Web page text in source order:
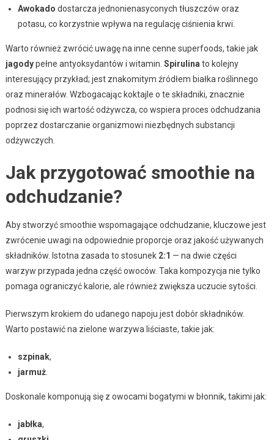
Awokado dostarcza jednonienasyconych tłuszczów oraz
potasu, co korzystnie wpływa na regulację ciśnienia krwi.
Warto również zwrócić uwagę na inne cenne superfoods, takie jak
jagodypełne antyoksydantów i witamin. Spirulina to kolejny
interesujący przykład; jest znakomitym źródłem białka roślinnego
oraz minerałów. Wzbogacając koktajle o te składniki, znacznie
podnosi się ich wartość odżywcza, co wspiera proces odchudzania
poprzez dostarczanie organizmowi niezbędnych substancji
odżywczych.
Jak przygotować smoothie na
odchudzanie?
Aby stworzyć smoothie wspomagające odchudzanie, kluczowe jest
zwrócenie uwagi na odpowiednie proporcje oraz jakość używanych
składników. Istotna zasada to stosunek 2:1 — na dwie części
warzyw przypada jedna część owoców. Taka kompozycja nie tylko
pomaga ograniczyć kalorie, ale również zwiększa uczucie sytości.
Pierwszym krokiem do udanego napoju jest dobór składników.
Warto postawić na zielone warzywa liściaste, takie jak:
szpinak,
jarmuż.
Doskonale komponują się z owocami bogatymi w błonnik, takimi jak:
jabłka,